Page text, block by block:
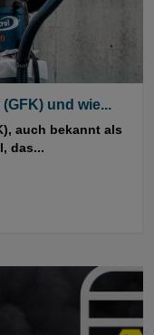
und wie...
auch bekannt als
das...